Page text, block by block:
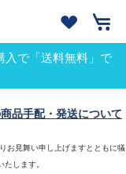
入で「送料無料」で
品手配・発送について
お見舞い申し上げますとともに犠
します。